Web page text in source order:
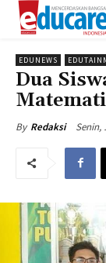
EDUNEWS
Dua
By Redaksi Senin,